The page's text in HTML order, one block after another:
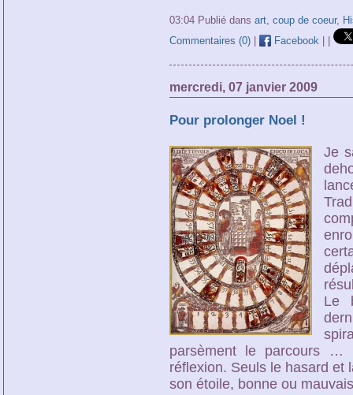
03:04 Publié dans art, coup de coeur,
Commentaires (0)| Facebook
mercredi, 07 janvier 2009
Pour prolonger Noel !
Je
Le
parsèment le parcours …
réflexion. Seuls le hasard et
son étoile, bonne ou